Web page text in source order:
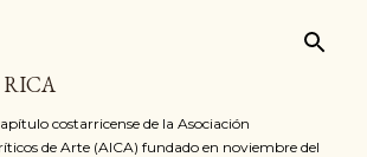
RICA
costarricense de la Asociación
de Arte (AICA) fundado en noviembre del